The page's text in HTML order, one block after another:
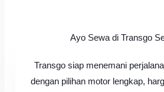
Ayo Sewa di Transgo
Transgo siap menemani
dengan pilihan motor lengkap,